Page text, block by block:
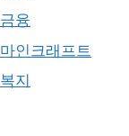
금융
마인크래프트
복지